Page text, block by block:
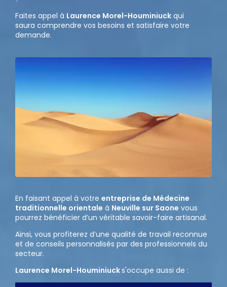
Faites appel à Laurence Morel-Houminiuck qui
saura comprendre vos besoins et satisfaire votre
demande.
En faisant appel à votre entreprise de Médecine
traditionnelle orientale à Neuville sur Saone vous
pourrez bénéficier d’un véritable savoir-faire artisanal.
Ainsi, vous profiterez d’une qualité de travail reconnue
et de conseils personnalisés par des professionnels du
secteur.
Laurence Morel-Houminiucks'occupe aussi de :